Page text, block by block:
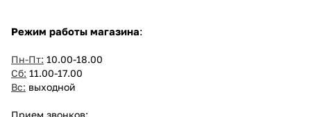
Режим работы магазина:
Пн-Пт: 10.00-18.00
Сб: 11.00-17.00
Вс: выходной
Прием звонков: